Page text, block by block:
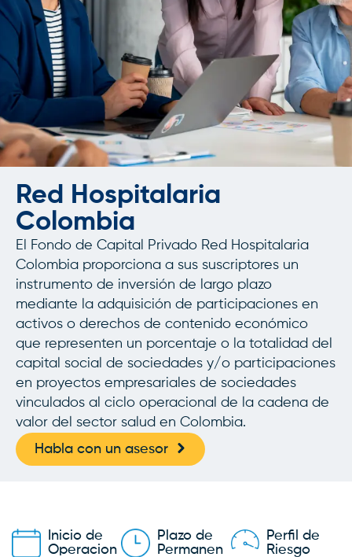
Red Hospitalaria
Colombia
El Fondo de Capital Privado Red Hospitalaria
Colombia proporciona a sus suscriptores un
instrumento de inversión de largo plazo
mediante la adquisición de participaciones en
activos o derechos de contenido económico
que representen un porcentaje o la totalidad del
capital social de sociedades y/o participaciones
en proyectos empresariales de sociedades
vinculados al ciclo operacional de la cadena de
valor del sector salud en Colombia.
Habla con un asesor
Inicio de
Operacion
Plazo de
Permanen
Perfil de
Riesgo